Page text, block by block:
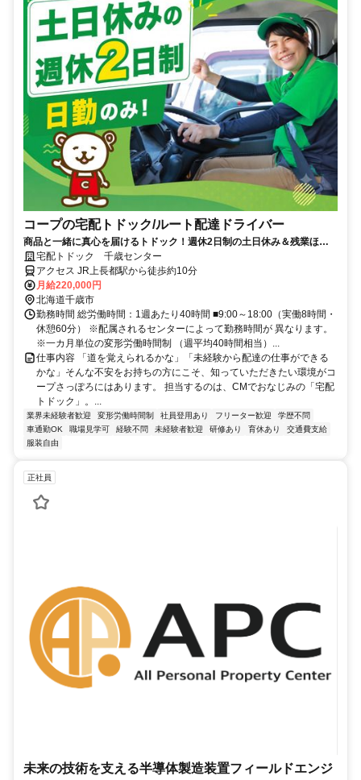
コープの宅配トドック/ルート配達ドライバー
商品と一緒に真心を届けるトドック！週休2日制の土日休み＆残業ほぼ
なし！
宅配トドック 千歳センター
アクセス JR上長都駅から徒歩約10分
月給220,000円
北海道千歳市
勤務時間 総労働時間：1週あたり40時間 ■9:00～18:00（実働8時間・
休憩60分） ※配属されるセンターによって勤務時間が 異なります。
※一カ月単位の変形労働時間制 （週平均40時間相当）...
仕事内容 「道を覚えられるかな」「未経験から配達の仕事ができる
かな」そんな不安をお持ちの方にこそ、知っていただきたい環境がコ
ープさっぽろにはあります。 担当するのは、CMでおなじみの「宅配
トドック」。...
業界未経験者歓迎 変形労働時間制 社員登用あり フリーター歓迎
学歴不問
車通勤OK
職場見学可 経験不問 未経験者歓迎 研修あり 育休あり
交通費支給
服装自由
正社員
未来の技術を支える半導体製造装置フィールドエンジ